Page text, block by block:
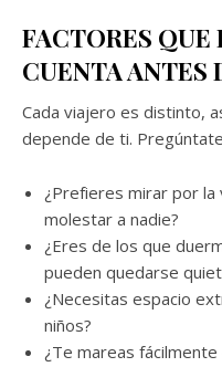
FACTORES QUE
CUENTA ANTES
Cada viajero es distinto,
depende de ti.
¿Prefieres mirar por
molestar a nadie?
¿Eres de los que
pueden quedarse
¿Necesitas espacio
niños?
¿Te mareas